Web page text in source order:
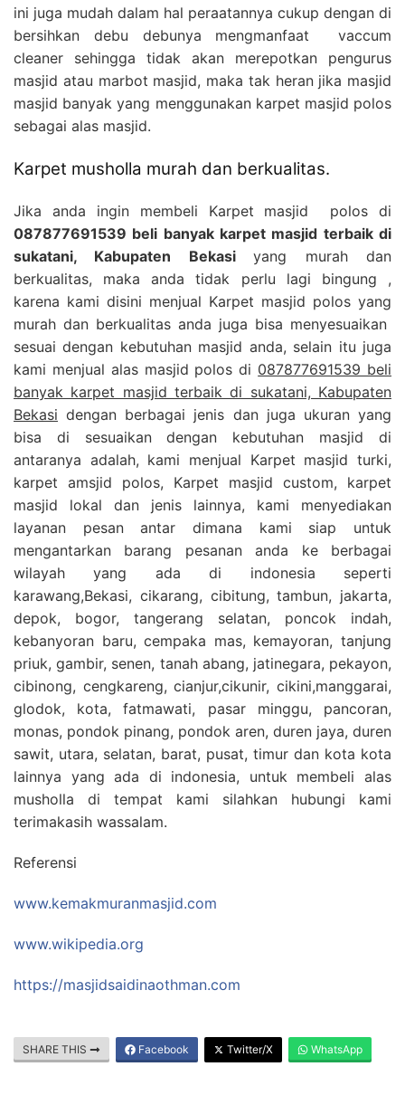
ini juga mudah dalam hal peraatannya cukup dengan di
bersihkan debu debunya mengmanfaat vaccum
cleaner sehingga tidak akan merepotkan pengurus
masjid atau marbot masjid, maka tak heran jika masjid
masjid banyak yang menggunakan karpet masjid polos
sebagai alas masjid.
Karpet musholla murah dan berkualitas.
Jika anda ingin membeli Karpet masjid polos di
087877691539 beli banyak karpet masjid terbaik di
sukatani, Kabupaten Bekasiyang murah dan
berkualitas, maka anda tidak perlu lagi bingung ,
karena kami disini menjual Karpet masjid polos yang
murah dan berkualitas anda juga bisa menyesuaikan
sesuai dengan kebutuhan masjid anda, selain itu juga
kami menjual alas masjid polos di 087877691539 beli
banyak karpet masjid terbaik di sukatani, Kabupaten
Bekasi dengan berbagai jenis dan juga ukuran yang
bisa di sesuaikan dengan kebutuhan masjid di
antaranya adalah, kami menjual Karpet masjid turki,
karpet amsjid polos, Karpet masjid custom, karpet
masjid lokal dan jenis lainnya, kami menyediakan
layanan pesan antar dimana kami siap untuk
mengantarkan barang pesanan anda ke berbagai
wilayah yang ada di indonesia seperti
karawang,Bekasi, cikarang, cibitung, tambun, jakarta,
depok, bogor, tangerang selatan, poncok indah,
kebanyoran baru, cempaka mas, kemayoran, tanjung
priuk, gambir, senen, tanah abang, jatinegara, pekayon,
cibinong, cengkareng, cianjur,cikunir, cikini,manggarai,
glodok, kota, fatmawati, pasar minggu, pancoran,
monas, pondok pinang, pondok aren, duren jaya, duren
sawit, utara, selatan, barat, pusat, timur dan kota kota
lainnya yang ada di indonesia, untuk membeli alas
musholla di tempat kami silahkan hubungi kami
terimakasih wassalam.
Referensi
www.kemakmuranmasjid.com
www.wikipedia.org
https://masjidsaidinaothman.com
SHARE THIS Facebook Twitter/X WhatsApp